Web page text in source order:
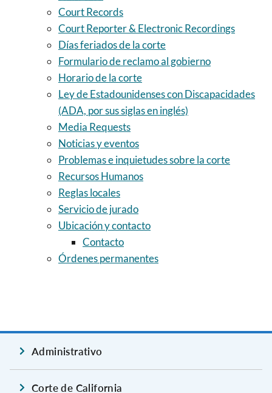
Court Records
Court Reporter & Electronic Recordings
Días feriados de la corte
Formulario de reclamo al gobierno
Horario de la corte
Ley de Estadounidenses con Discapacidades
(ADA, por sus siglas en inglés)
Media Requests
Noticias y eventos
Problemas e inquietudes sobre la corte
Recursos Humanos
Reglas locales
Servicio de jurado
Ubicación y contacto
Contacto
Órdenes permanentes
Administrativo
Corte de California